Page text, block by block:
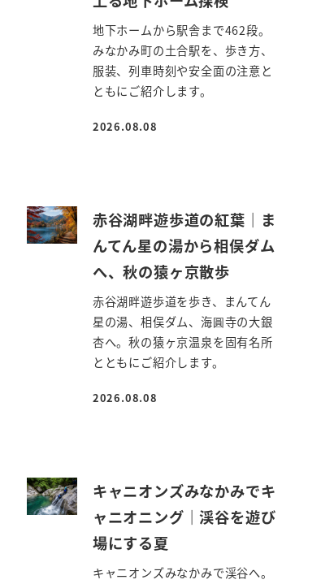
地下ホームから駅舎まで462段。
みなかみ町の土合駅を、歩き方、
服装、列車時刻や安全面の注意と
ともにご紹介します。
投稿日
2026.08.08
赤谷湖畔遊歩道の紅葉｜ま
んてん星の湯から相俣ダム
へ、秋の猿ヶ京散歩
赤谷湖畔遊歩道を歩き、まんてん
星の湯、相俣ダム、海圓寺の大銀
杏へ。秋の猿ヶ京温泉を固有名所
とともにご紹介します。
投稿日
2026.08.08
キャニオンズみなかみでキ
ャニオニング｜渓谷を遊び
場にする夏
キャニオンズみなかみで渓谷へ。